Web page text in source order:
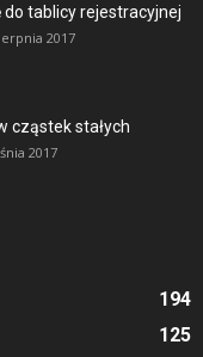
tablicy rejestracyjnej
2017
cząstek stałych
2017
194
125